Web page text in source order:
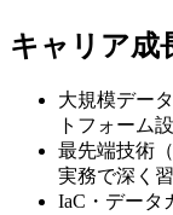
キャリア成
大規模デー
トフォーム
最先端技術（
実務で深く
IaC・データ